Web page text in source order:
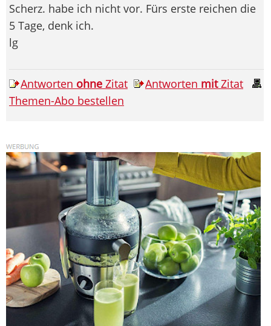
Scherz. habe ich nicht vor. Fürs erste reichen die
5 Tage, denk ich.
lg
Antworten ohne Zitat Antworten mitZitat
Themen-Abo bestellen